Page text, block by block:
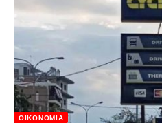
ΟΙΚΟΝΟΜΊΑ